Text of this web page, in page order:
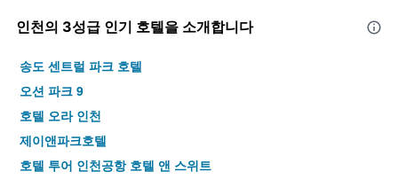
표
는
1
개
의
Y
축
이
인천​의 3​성급 인기 호텔을 소개합니다
송도 센트럴 파크 호텔
오션 파크 9
호텔 오라 인천
제이앤파크호텔
호텔 투어 인천공항 호텔 앤 스위트